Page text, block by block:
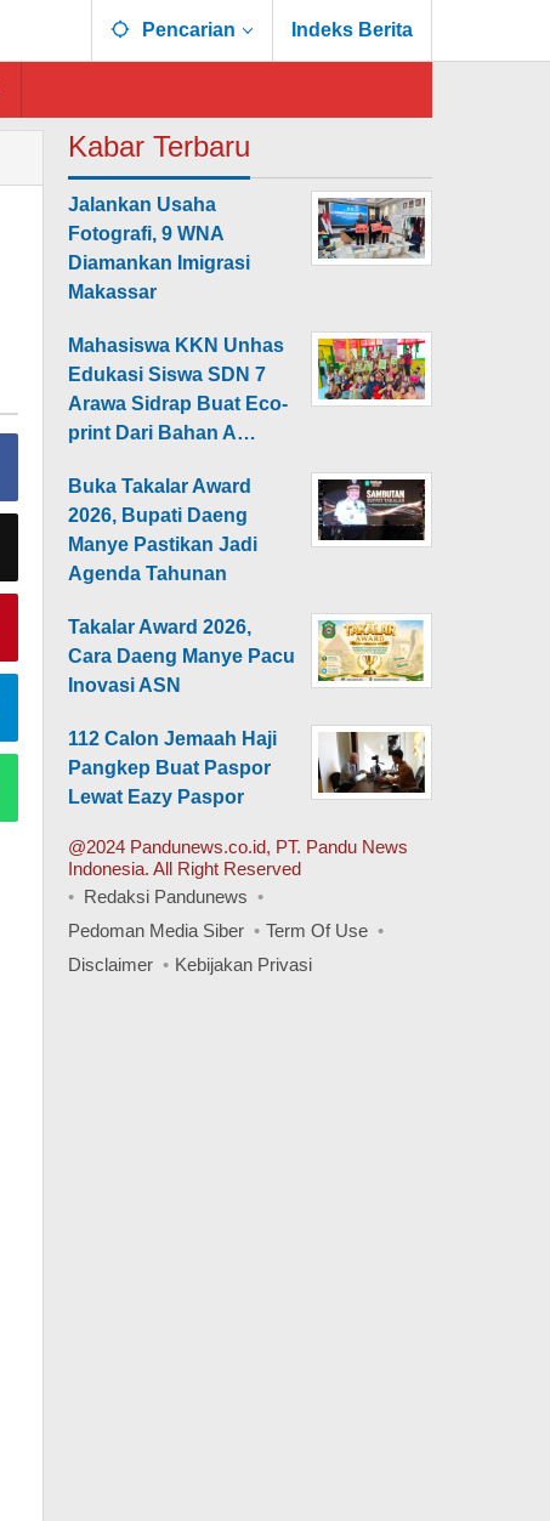
Pencarian Indeks Berita
Kabar Terbaru
Jalankan Usaha
Fotografi, 9 WNA
Diamankan Imigrasi
Makassar
Mahasiswa KKN Unhas
Edukasi Siswa SDN 7
Arawa Sidrap Buat Eco-
print Dari Bahan A…
Buka Takalar Award
2026, Bupati Daeng
Manye Pastikan Jadi
Agenda Tahunan
Takalar Award 2026,
Cara Daeng Manye Pacu
Inovasi ASN
112 Calon Jemaah Haji
Pangkep Buat Paspor
Lewat Eazy Paspor
@2024 Pandunews.co.id, PT. Pandu News
Indonesia. All Right Reserved
Redaksi Pandunews
Pedoman Media Siber
Term Of Use
Disclaimer
Kebijakan Privasi